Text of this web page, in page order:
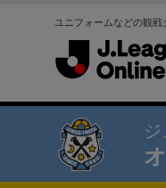
ユニフォームなどの観
ジ